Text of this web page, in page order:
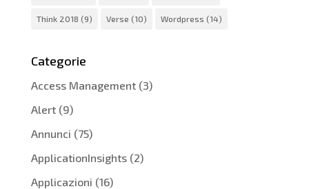
Think 2018 (9) Verse (10) Wordpress (14)
Categorie
Access Management(3)
Alert(9)
Annunci (75)
ApplicationInsights(2)
Applicazioni (16)